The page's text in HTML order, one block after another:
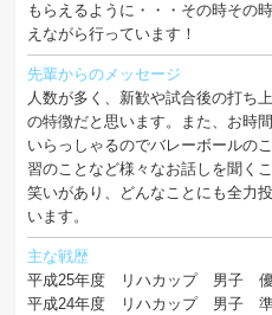
もらえるように・・・その時その
えながら行っています！
先輩からのメッセージ
人数が多く、新歓や試合後の打ち
の特徴だと思います。また、お時
いらっしゃるのでバレーボールの
習のことなど様々なお話しを聞く
笑いがあり、どんなことにも全力
います。
主な戦歴
平成25年度 リハカップ 男子 優
平成24年度 リハカップ 男子 準